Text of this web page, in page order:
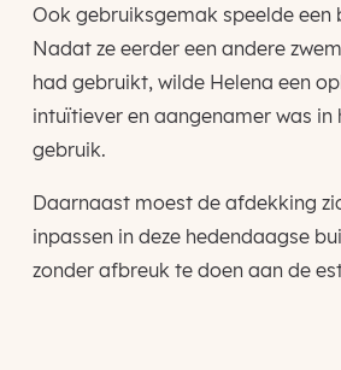
Ook gebruiksgemak speelde een
Nadat ze eerder een andere
had gebruikt, wilde Helena een
intuïtiever en aangenamer was in
gebruik.
Daarnaast moest de afdekking
inpassen in deze hedendaagse
zonder afbreuk te doen aan de